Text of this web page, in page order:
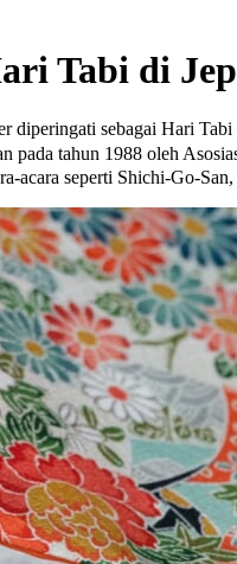
Tabi di
diperingati sebagai Hari
pada tahun 1988 oleh
acara seperti Shichi-Go-